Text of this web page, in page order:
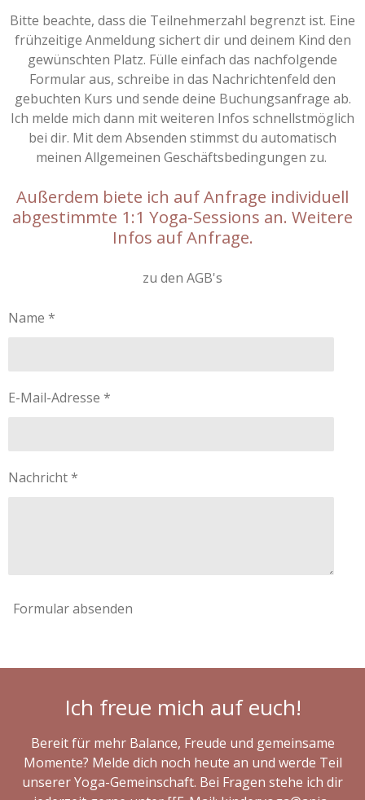
Bitte beachte, dass die Teilnehmerzahl begrenzt ist. Eine
frühzeitige Anmeldung sichert dir und deinem Kind den
gewünschten Platz. Fülle einfach das nachfolgende
Formular aus, schreibe in das Nachrichtenfeld den
gebuchten Kurs und sende deine Buchungsanfrage ab.
Ich melde mich dann mit weiteren Infos schnellstmöglich
bei dir. Mit dem Absenden stimmst du automatisch
meinen Allgemeinen Geschäftsbedingungen zu.
Außerdem biete ich auf Anfrage individuell
abgestimmte 1:1 Yoga-Sessions an. Weitere
Infos auf Anfrage.
zu den AGB's
Name *
E-Mail-Adresse *
Nachricht *
Formular absenden
Ich freue mich auf euch!
Bereit für mehr Balance, Freude und gemeinsame
Momente? Melde dich noch heute an und werde Teil
unserer Yoga-Gemeinschaft. Bei Fragen stehe ich dir